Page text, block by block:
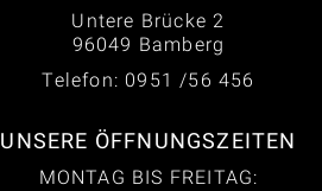
Untere Brücke 2
96049 Bamberg
Telefon: 0951 /56 456
UNSERE ÖFFNUNGSZEITEN
MONTAG BIS FREITAG: